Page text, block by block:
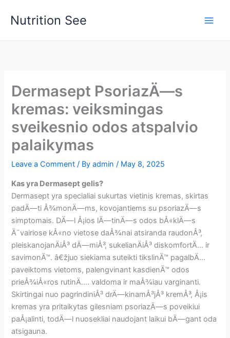
Nutrition See
Dermasept PsoriazÄ—s
kremas: veiksmingas
sveikesnio odos atspalvio
palaikymas
Leave a Comment / Byadmin/ May 8, 2025
Kas yra Dermasept gelis?
Dermasept yra specialiai sukurtas vietinis kremas, skirtas
padÄ—ti Å¾monÄ—ms, kovojantiems su psoriazÄ—s
simptomais. DÄ—l Å¡ios lÄ—tinÄ—s odos bÅ«klÄ—s
Ä¯vairiose kÅ«no vietose daÅ¾nai atsiranda raudonÅ³,
pleiskanojanÄiÅ³ dÄ—miÅ³, sukelianÄiÅ³ diskomfortÄ… ir
savimonÄ™. â€žjuo siekiama suteikti tikslinÄ™ pagalbÄ…
paveiktoms vietoms, palengvinant kasdienÄ™ odos
prieÅ¾iÅ«ros rutinÄ…. valdoma ir maÅ¾iau varginanti.
Skirtingai nuo pagrindiniÅ³ drÄ—kinamÅ³jÅ³ kremÅ³, Å¡is
kremas yra pritaikytas gilesniam psoriazÄ—s poveikiui
paÅ¡alinti, todÄ—l nuosekliai naudojant laikui bÄ—gant oda
atsigauna.